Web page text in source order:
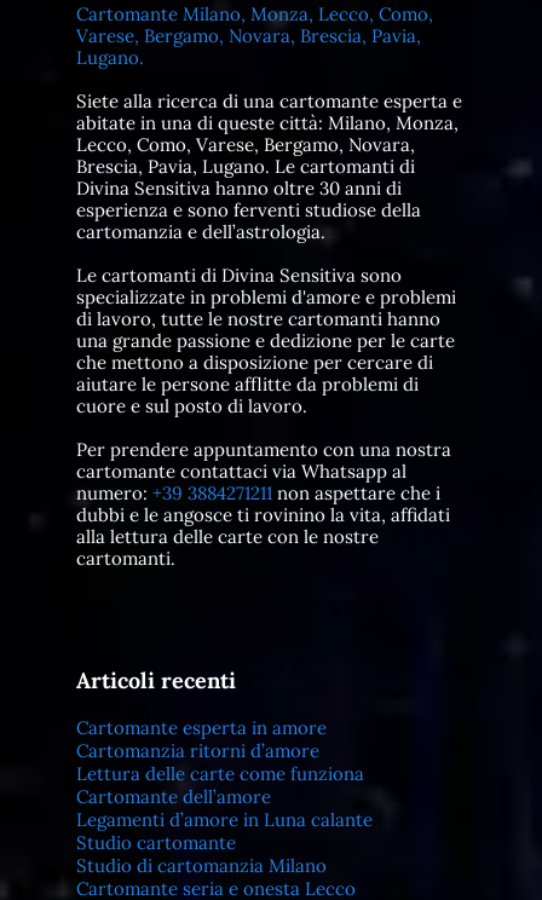
Cartomante Milano, Monza, Lecco, Como,
Varese, Bergamo, Novara, Brescia, Pavia,
Lugano.
Siete alla ricerca di una cartomante esperta e
abitate in una di queste città: Milano, Monza,
Lecco, Como, Varese, Bergamo, Novara,
Brescia, Pavia, Lugano. Le cartomanti di
Divina Sensitiva hanno oltre 30 anni di
esperienza e sono ferventi studiose della
cartomanzia e dell’astrologia.
Le cartomanti di Divina Sensitiva sono
specializzate in problemi d'amore e problemi
di lavoro, tutte le nostre cartomanti hanno
una grande passione e dedizione per le carte
che mettono a disposizione per cercare di
aiutare le persone afflitte da problemi di
cuore e sul posto di lavoro.
Per prendere appuntamento con una nostra
cartomante contattaci via Whatsapp al
numero: +39 3884271211 non aspettare che i
dubbi e le angosce ti rovinino la vita, affidati
alla lettura delle carte con le nostre
cartomanti.
Articoli recenti
Cartomante esperta in amore
Cartomanzia ritorni d’amore
Lettura delle carte come funziona
Cartomante dell’amore
Legamenti d’amore in Luna calante
Studio cartomante
Studio di cartomanzia Milano
Cartomante seria e onesta Lecco